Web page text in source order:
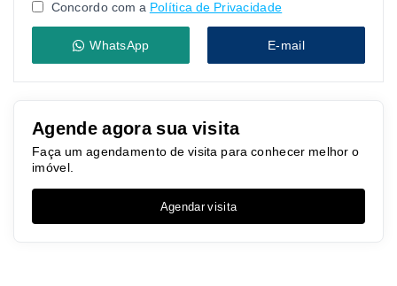
Concordo com a Política de Privacidade
WhatsApp E-mail
Agende agora sua visita
Faça um agendamento de visita para conhecer melhor o
imóvel.
Agendar visita